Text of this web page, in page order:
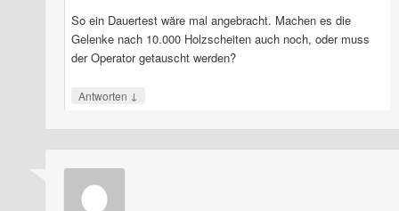
So ein Dauertest wäre mal angebracht. Machen es die
Gelenke nach 10.000 Holzscheiten auch noch, oder muss
der Operator getauscht werden?
Antworten ↓